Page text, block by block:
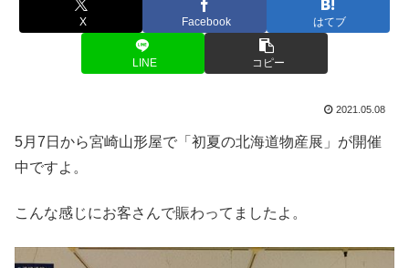
X Facebook はてブ
LINE コピー
2021.05.08
5月7日から宮崎山形屋で「初夏の北海道物産展」が開催
中ですよ。
こんな感じにお客さんで賑わってましたよ。